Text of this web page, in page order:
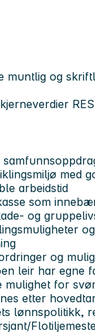
muntlig og
med
arbeidstid
som
og
og
leir har egne
for
etter
lønnspolitikk,